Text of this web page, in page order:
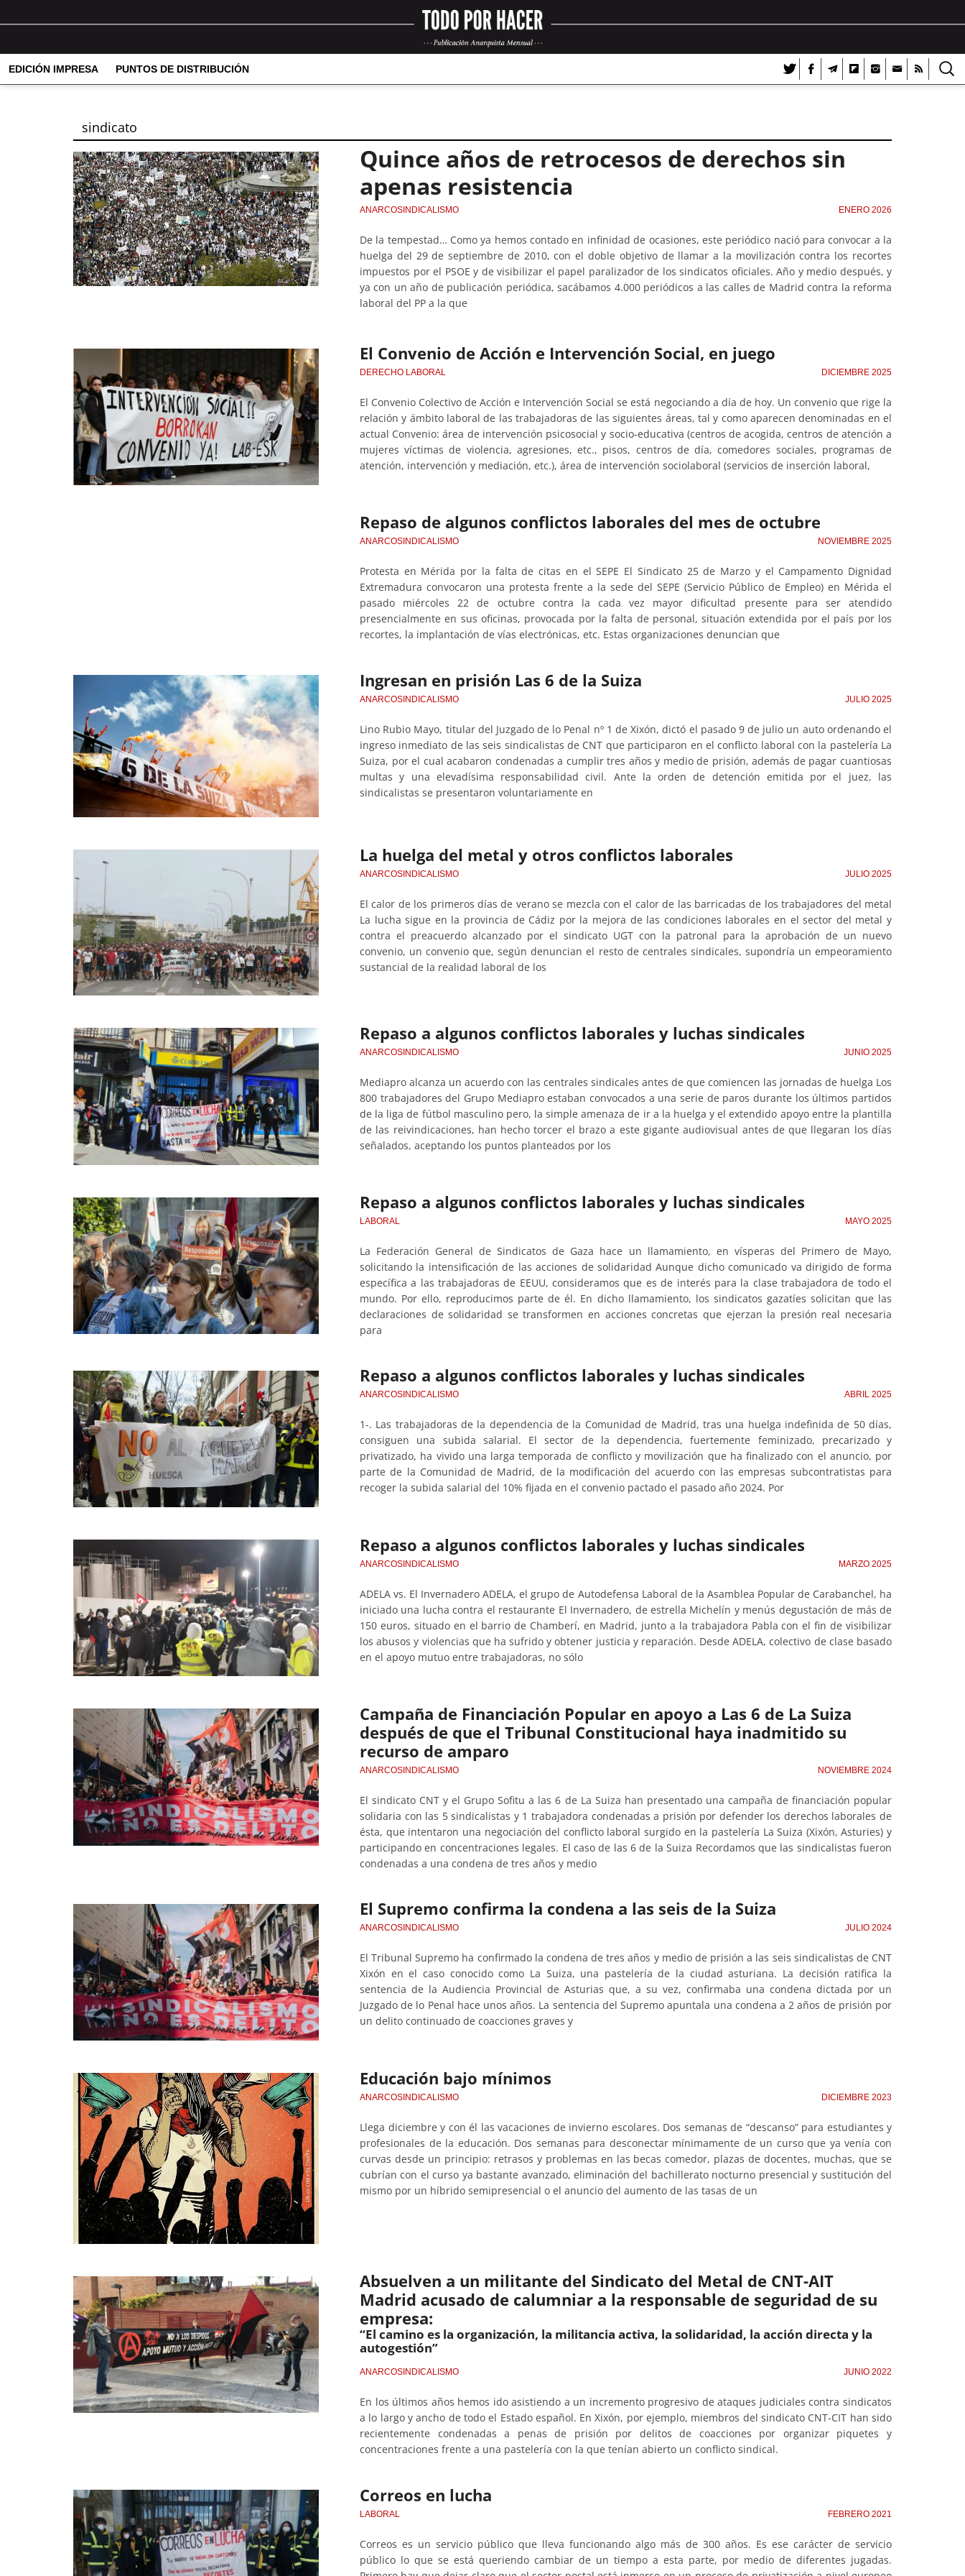
EDICIÓN IMPRESA PUNTOS DE DISTRIBUCIÓN
sindicato
Quince años de retrocesos de derechos sin
apenas resistencia
ANARCOSINDICALISMO ENERO 2026
De la tempestad… Como ya hemos contado en infinidad de ocasiones, este periódico nació para convocar a la
huelga del 29 de septiembre de 2010, con el doble objetivo de llamar a la movilización contra los recortes
impuestos por el PSOE y de visibilizar el papel paralizador de los sindicatos oficiales. Año y medio después, y
ya con un año de publicación periódica, sacábamos 4.000 periódicos a las calles de Madrid contra la reforma
laboral del PP a la que
El Convenio de Acción e Intervención Social, en juego
DERECHO LABORAL DICIEMBRE 2025
El Convenio Colectivo de Acción e Intervención Social se está negociando a día de hoy. Un convenio que rige la
relación y ámbito laboral de las trabajadoras de las siguientes áreas, tal y como aparecen denominadas en el
actual Convenio: área de intervención psicosocial y socio-educativa (centros de acogida, centros de atención a
mujeres víctimas de violencia, agresiones, etc., pisos, centros de día, comedores sociales, programas de
atención, intervención y mediación, etc.), área de intervención sociolaboral (servicios de inserción laboral,
Repaso de algunos conflictos laborales del mes de octubre
ANARCOSINDICALISMO NOVIEMBRE 2025
Protesta en Mérida por la falta de citas en el SEPE El Sindicato 25 de Marzo y el Campamento Dignidad
Extremadura convocaron una protesta frente a la sede del SEPE (Servicio Público de Empleo) en Mérida el
pasado miércoles 22 de octubre contra la cada vez mayor dificultad presente para ser atendido
presencialmente en sus oficinas, provocada por la falta de personal, situación extendida por el país por los
recortes, la implantación de vías electrónicas, etc. Estas organizaciones denuncian que
Ingresan en prisión Las 6 de la Suiza
ANARCOSINDICALISMO JULIO 2025
Lino Rubio Mayo, titular del Juzgado de lo Penal nº 1 de Xixón, dictó el pasado 9 de julio un auto ordenando el
ingreso inmediato de las seis sindicalistas de CNT que participaron en el conflicto laboral con la pastelería La
Suiza, por el cual acabaron condenadas a cumplir tres años y medio de prisión, además de pagar cuantiosas
multas y una elevadísima responsabilidad civil. Ante la orden de detención emitida por el juez, las
sindicalistas se presentaron voluntariamente en
La huelga del metal y otros conflictos laborales
ANARCOSINDICALISMO JULIO 2025
El calor de los primeros días de verano se mezcla con el calor de las barricadas de los trabajadores del metal
La lucha sigue en la provincia de Cádiz por la mejora de las condiciones laborales en el sector del metal y
contra el preacuerdo alcanzado por el sindicato UGT con la patronal para la aprobación de un nuevo
convenio, un convenio que, según denuncian el resto de centrales sindicales, supondría un empeoramiento
sustancial de la realidad laboral de los
Repaso a algunos conflictos laborales y luchas sindicales
ANARCOSINDICALISMO JUNIO 2025
Mediapro alcanza un acuerdo con las centrales sindicales antes de que comiencen las jornadas de huelga Los
800 trabajadores del Grupo Mediapro estaban convocados a una serie de paros durante los últimos partidos
de la liga de fútbol masculino pero, la simple amenaza de ir a la huelga y el extendido apoyo entre la plantilla
de las reivindicaciones, han hecho torcer el brazo a este gigante audiovisual antes de que llegaran los días
señalados, aceptando los puntos planteados por los
Repaso a algunos conflictos laborales y luchas sindicales
LABORAL MAYO 2025
La Federación General de Sindicatos de Gaza hace un llamamiento, en vísperas del Primero de Mayo,
solicitando la intensificación de las acciones de solidaridad Aunque dicho comunicado va dirigido de forma
específica a las trabajadoras de EEUU, consideramos que es de interés para la clase trabajadora de todo el
mundo. Por ello, reproducimos parte de él. En dicho llamamiento, los sindicatos gazatíes solicitan que las
declaraciones de solidaridad se transformen en acciones concretas que ejerzan la presión real necesaria
para
Repaso a algunos conflictos laborales y luchas sindicales
ANARCOSINDICALISMO ABRIL 2025
1-. Las trabajadoras de la dependencia de la Comunidad de Madrid, tras una huelga indefinida de 50 días,
consiguen una subida salarial. El sector de la dependencia, fuertemente feminizado, precarizado y
privatizado, ha vivido una larga temporada de conflicto y movilización que ha finalizado con el anuncio, por
parte de la Comunidad de Madrid, de la modificación del acuerdo con las empresas subcontratistas para
recoger la subida salarial del 10% fijada en el convenio pactado el pasado año 2024. Por
Repaso a algunos conflictos laborales y luchas sindicales
ANARCOSINDICALISMO MARZO 2025
ADELA vs. El Invernadero ADELA, el grupo de Autodefensa Laboral de la Asamblea Popular de Carabanchel, ha
iniciado una lucha contra el restaurante El Invernadero, de estrella Michelín y menús degustación de más de
150 euros, situado en el barrio de Chamberí, en Madrid, junto a la trabajadora Pabla con el fin de visibilizar
los abusos y violencias que ha sufrido y obtener justicia y reparación. Desde ADELA, colectivo de clase basado
en el apoyo mutuo entre trabajadoras, no sólo
Campaña de Financiación Popular en apoyo a Las 6 de La Suiza
después de que el Tribunal Constitucional haya inadmitido su
recurso de amparo
ANARCOSINDICALISMO NOVIEMBRE 2024
El sindicato CNT y el Grupo Sofitu a las 6 de La Suiza han presentado una campaña de financiación popular
solidaria con las 5 sindicalistas y 1 trabajadora condenadas a prisión por defender los derechos laborales de
ésta, que intentaron una negociación del conflicto laboral surgido en la pastelería La Suiza (Xixón, Asturies) y
participando en concentraciones legales. El caso de las 6 de la Suiza Recordamos que las sindicalistas fueron
condenadas a una condena de tres años y medio
El Supremo confirma la condena a las seis de la Suiza
ANARCOSINDICALISMO JULIO 2024
El Tribunal Supremo ha confirmado la condena de tres años y medio de prisión a las seis sindicalistas de CNT
Xixón en el caso conocido como La Suiza, una pastelería de la ciudad asturiana. La decisión ratifica la
sentencia de la Audiencia Provincial de Asturias que, a su vez, confirmaba una condena dictada por un
Juzgado de lo Penal hace unos años. La sentencia del Supremo apuntala una condena a 2 años de prisión por
un delito continuado de coacciones graves y
Educación bajo mínimos
ANARCOSINDICALISMO DICIEMBRE 2023
Llega diciembre y con él las vacaciones de invierno escolares. Dos semanas de “descanso” para estudiantes y
profesionales de la educación. Dos semanas para desconectar mínimamente de un curso que ya venía con
curvas desde un principio: retrasos y problemas en las becas comedor, plazas de docentes, muchas, que se
cubrían con el curso ya bastante avanzado, eliminación del bachillerato nocturno presencial y sustitución del
mismo por un híbrido semipresencial o el anuncio del aumento de las tasas de un
Absuelven a un militante del Sindicato del Metal de CNT-AIT
Madrid acusado de calumniar a la responsable de seguridad de su
empresa:
“El camino es la organización, la militancia activa, la solidaridad, la acción directa y la
autogestión”
ANARCOSINDICALISMO JUNIO 2022
En los últimos años hemos ido asistiendo a un incremento progresivo de ataques judiciales contra sindicatos
a lo largo y ancho de todo el Estado español. En Xixón, por ejemplo, miembros del sindicato CNT-CIT han sido
recientemente condenadas a penas de prisión por delitos de coacciones por organizar piquetes y
concentraciones frente a una pastelería con la que tenían abierto un conflicto sindical.
Correos en lucha
LABORAL FEBRERO 2021
Correos es un servicio público que lleva funcionando algo más de 300 años. Es ese carácter de servicio
público lo que se está queriendo cambiar de un tiempo a esta parte, por medio de diferentes jugadas.